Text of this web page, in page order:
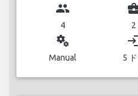
group
4 2
miscellaneous_services
Manual 5